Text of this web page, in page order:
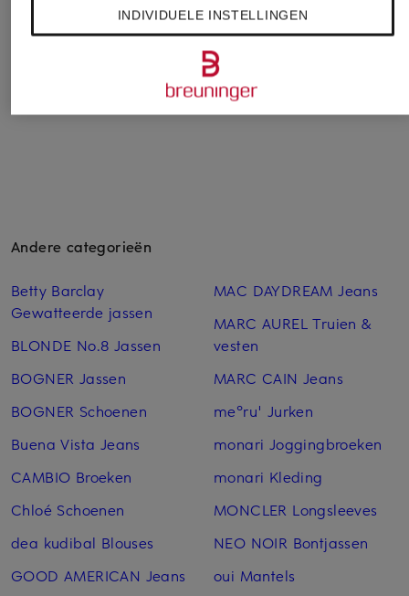
RAFFAELLO ROSSI
SEDUCTIVE
7/8-broek CAPRI
€ 169,99
Andere categorieën
Betty Barclay
Gewatteerde jassen
BLONDE No.8 Jassen
BOGNER Jassen
BOGNER Schoenen
Buena Vista Jeans
CAMBIO Broeken
Chloé Schoenen
dea kudibal Blouses
GOOD AMERICAN Jeans
MAC DAYDREAM Jeans
MARC AUREL Truien &
vesten
MARC CAIN Jeans
me°ru' Jurken
monari Joggingbroeken
monari Kleding
MONCLER Longsleeves
NEO NOIR Bontjassen
oui Mantels
INDIVIDUELE INSTELLINGEN